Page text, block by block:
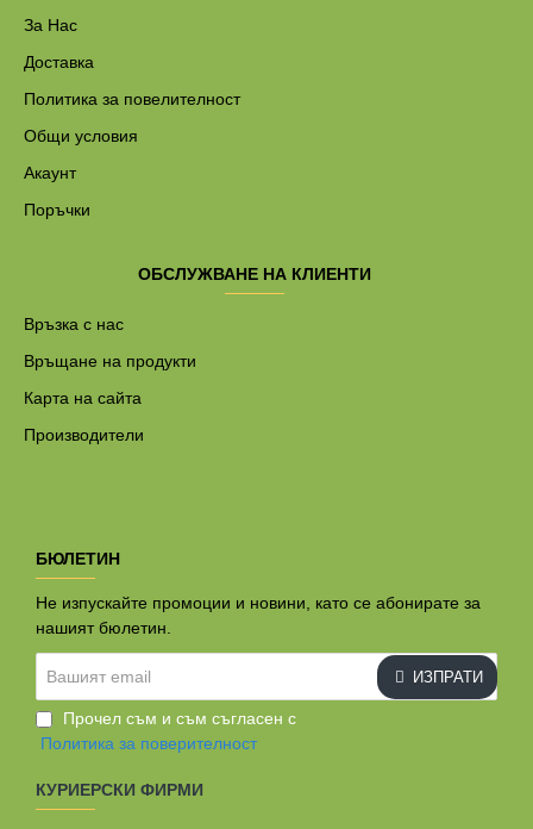
За Нас
Доставка
Политика за повелителност
Общи условия
Акаунт
Поръчки
ОБСЛУЖВАНЕ НА КЛИЕНТИ
Връзка с нас
Връщане на продукти
Карта на сайта
Производители
БЮЛЕТИН
Не изпускайте промоции и новини, като се абонирате за
нашият бюлетин.
email
ИЗПРАТИ
Прочел съм и съм съгласен с
Политика за поверителност
КУРИЕРСКИ ФИРМИ